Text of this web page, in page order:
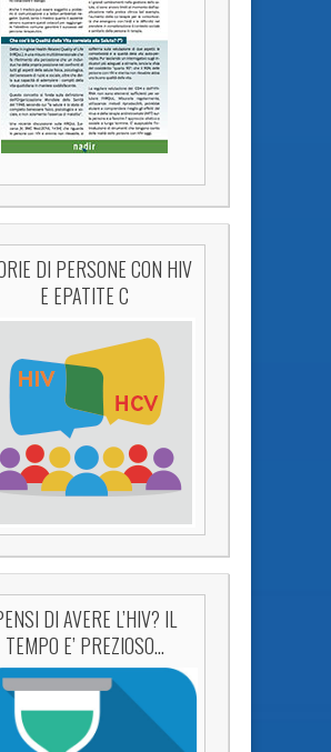
DI PERSONE CON HIV
E EPATITE C
DI AVERE L’HIV? IL
TEMPO E’ PREZIOSO…